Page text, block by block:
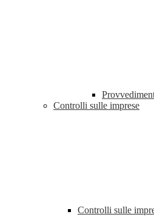
Controlli sulle imprese
Controlli sulle